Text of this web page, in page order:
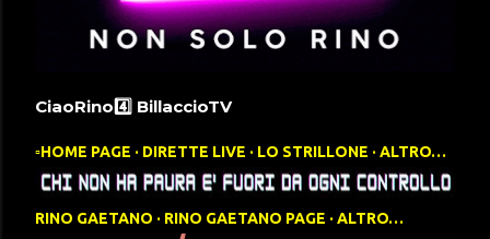
CiaoRino4️⃣ BillaccioTV
▫️HOME PAGE DIRETTE LIVE LO STRILLONE ALTRO…
RINO GAETANO RINO GAETANO PAGE ALTRO…